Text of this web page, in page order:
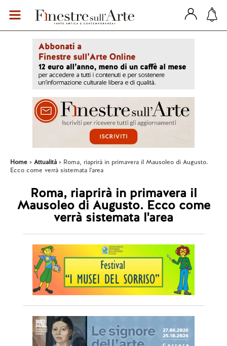
Home Attualità
Roma, riaprirà in primavera il Mausoleo di Augusto.
Ecco come verrà sistemata l'area
Roma, riaprirà in primavera il
Mausoleo di Augusto. Ecco come
verrà sistemata l'area